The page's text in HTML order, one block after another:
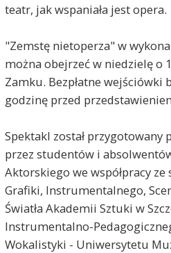
teatr, jak wspaniała jest opera.
"Zemstę nietoperza" w
można obejrzeć w niedzielę o
Zamku. Bezpłatne wejściówki
godzinę przed
Spektakl został
przez studentów i
Aktorskiego we współpracy
Grafiki, Instrumentalnego,
Światła Akademii Sztuki w
Instrumentalno-
Wokalistyki - Uniwersytetu